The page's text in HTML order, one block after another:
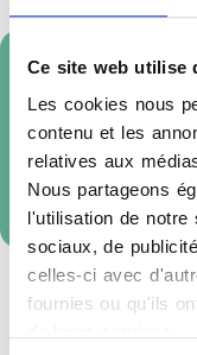
Ce site web utilise
Les cookies nous
contenu et les
relatives aux
Nous partageons
l'utilisation de notre
sociaux, de
celles-ci avec
fournies ou qu'ils